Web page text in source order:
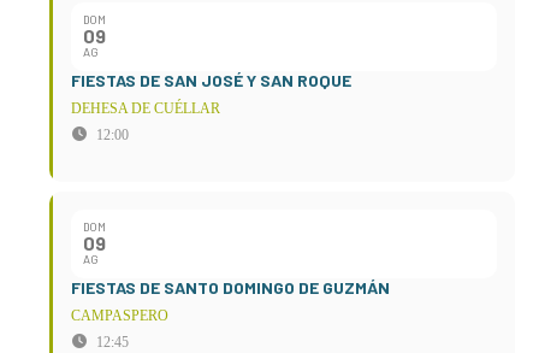
DOM
09
AG
FIESTAS DE SAN JOSÉ Y SAN ROQUE
DEHESA DE CUÉLLAR
12:00
DOM
09
AG
FIESTAS DE SANTO DOMINGO DE GUZMÁN
CAMPASPERO
12:45